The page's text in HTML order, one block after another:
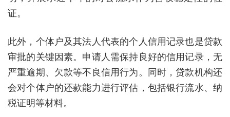
证。
此外，个体户及其法人代表的个人信用记录也是贷款
审批的关键因素。申请人需保持良好的信用记录，无
严重逾期、欠款等不良信用行为。同时，贷款机构还
会对个体户的还款能力进行评估，包括银行流水、纳
税证明等材料。